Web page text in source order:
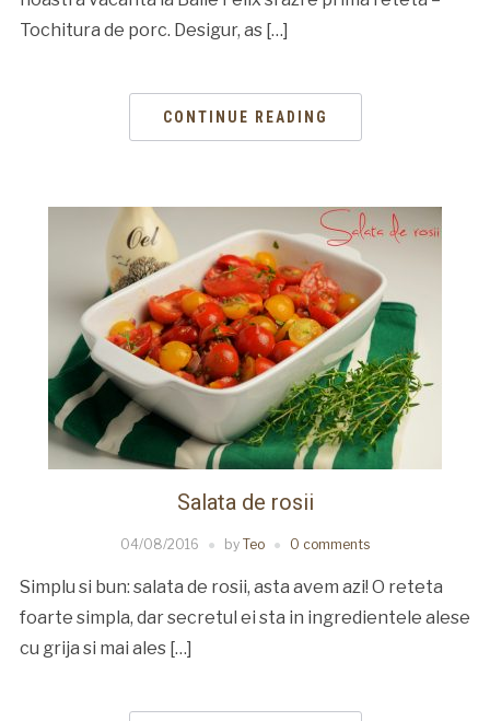
Tochitura de porc. Desigur, as […]
CONTINUE READING
Salata de rosii
04/08/2016 by Teo 0 comments
Simplu si bun: salata de rosii, asta avem azi! O reteta
foarte simpla, dar secretul ei sta in ingredientele alese
cu grija si mai ales […]